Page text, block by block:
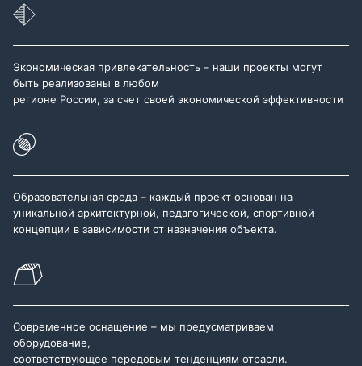
Экономическая привлекательность – наши проекты могут
быть реализованы в любом
регионе России, за счет своей экономической эффективности
Образовательная среда – каждый проект основан на
уникальной архитектурной, педагогической, спортивной
концепции в зависимости от назначения объекта.
Современное оснащение – мы предусматриваем
оборудование,
соответствующее передовым тенденциям отрасли.